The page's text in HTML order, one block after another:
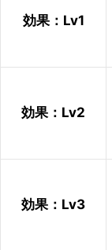
効果：Lv1
効果：Lv2
効果：Lv3